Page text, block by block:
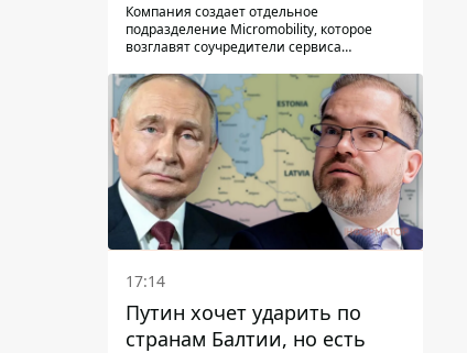
Компания создает отдельное
подразделение Micromobility, которое
возглавят соучредители сервиса
17:14
Путин хочет ударить по
странам Балтии, но есть